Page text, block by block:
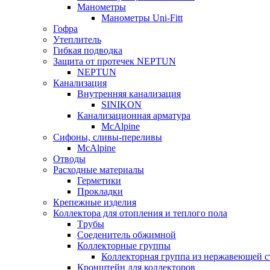
Манометры
Манометры Uni-Fitt
Гофра
Утеплитель
Гибкая подводка
Защита от протечек NEPTUN
NEPTUN
Канализация
Внутренняя канализация
SINIKON
Канализационная арматура
McAlpine
Сифоны, сливы-переливы
McAlpine
Отводы
Расходные материалы
Герметики
Прокладки
Крепежные изделия
Коллектора для отопления и теплого пола
Tрубы
Соеденитель обжимной
Коллекторные группы
Коллекторная группа из нержавеющей
Кронштейн для коллекторов